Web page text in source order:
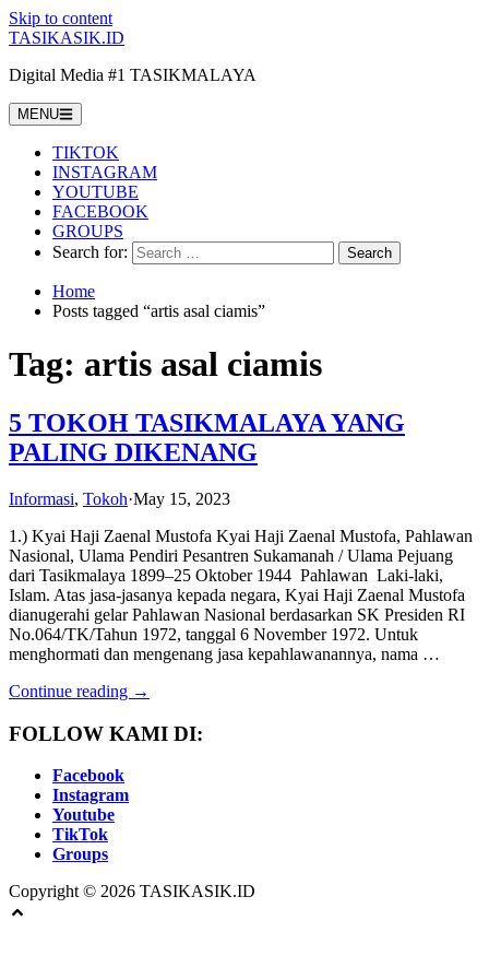
Skip to content
TASIKASIK.ID
Digital Media #1 TASIKMALAYA
MENU
TIKTOK
INSTAGRAM
YOUTUBE
FACEBOOK
GROUPS
Search for:
Home
Posts tagged “artis asal ciamis”
Tag: artis asal ciamis
5 TOKOH TASIKMALAYA YANG
PALING DIKENANG
Informasi, Tokoh·May 15, 2023
1.) Kyai Haji Zaenal Mustofa Kyai Haji Zaenal Mustofa, Pahlawan
Nasional, Ulama Pendiri Pesantren Sukamanah / Ulama Pejuang
dari Tasikmalaya 1899–25 Oktober 1944 Pahlawan Laki-laki,
Islam. Atas jasa-jasanya kepada negara, Kyai Haji Zaenal Mustofa
dianugerahi gelar Pahlawan Nasional berdasarkan SK Presiden RI
No.064/TK/Tahun 1972, tanggal 6 November 1972. Untuk
menghormati dan mengenang jasa kepahlawanannya, nama …
Continue reading →
FOLLOW KAMI DI:
Facebook
Instagram
Youtube
TikTok
Groups
Copyright © 2026 TASIKASIK.ID